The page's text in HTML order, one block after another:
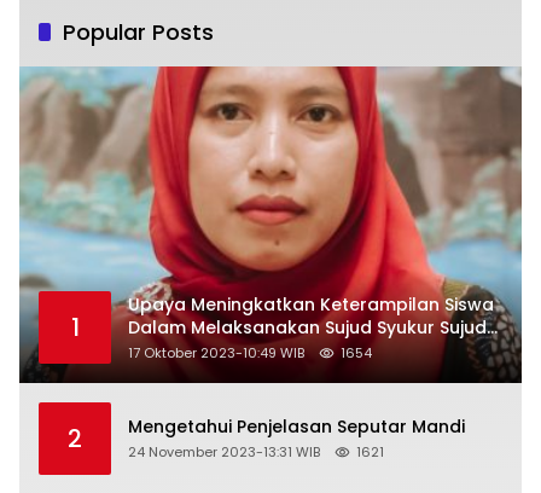
Popular Posts
1
Upaya Meningkatkan Keterampilan Siswa
Dalam Melaksanakan Sujud Syukur Sujud
Sahwi dan Sujud Tilawah Dengan
Menggunakan Model Pembelajaran
Nujum Sampang
17 Oktober 2023-10:49 WIB 1654
2 Mengetahui Penjelasan Seputar Mandi
24 November 2023-13:31 WIB 1621